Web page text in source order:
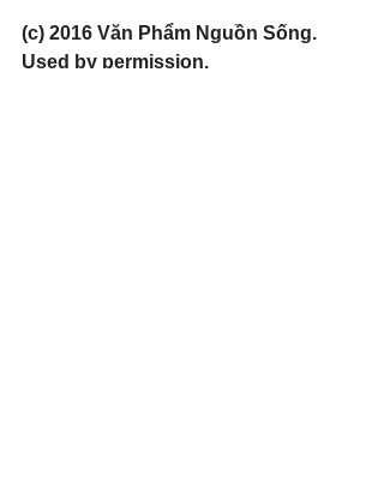
(c) 2016 Văn Phẩm Nguồn Sống.
Used by permission.